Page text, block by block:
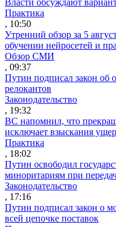
Практика
, 10:50
Утренний обзор за 5
обучении нейросетей и
Обзор СМИ
, 09:37
Путин подписал закон об
релокантов
Законодательство
, 19:32
ВС напомнил, что
исключает взыскания
Практика
, 18:02
Путин освободил
миноритариям при
Законодательство
, 17:16
Путин подписал закон о
всей цепочке поставок